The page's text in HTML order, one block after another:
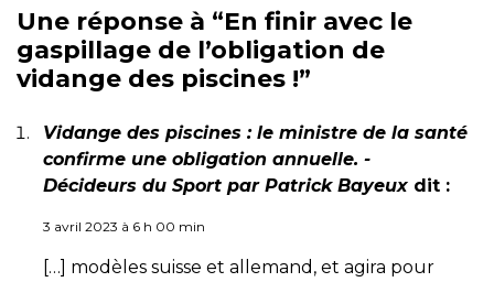
Une réponse à “En finir avec le
gaspillage de l’obligation de
vidange des piscines !”
Vidange des piscines : le ministre de la santé
confirme une obligation annuelle. -
Décideurs du Sport par Patrick Bayeux dit :
3 avril 2023 à 6 h 00 min
[…] modèles suisse et allemand, et agira pour